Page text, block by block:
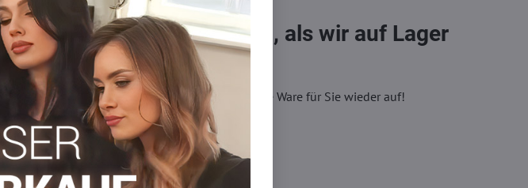
Möchten Sie mehr bestellen, als wir auf Lager
haben?
Zögern Sie nicht, uns zu kontaktieren, wir füllen die Ware für Sie wieder auf!
info​@everlady​.eu